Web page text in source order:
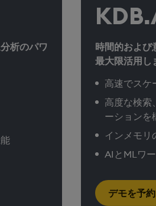
析のパワ
時間的および
最大限活用し
高速でスケ
高度な検索
ーションを
インメモリ
AIとMLワ
デモを予約